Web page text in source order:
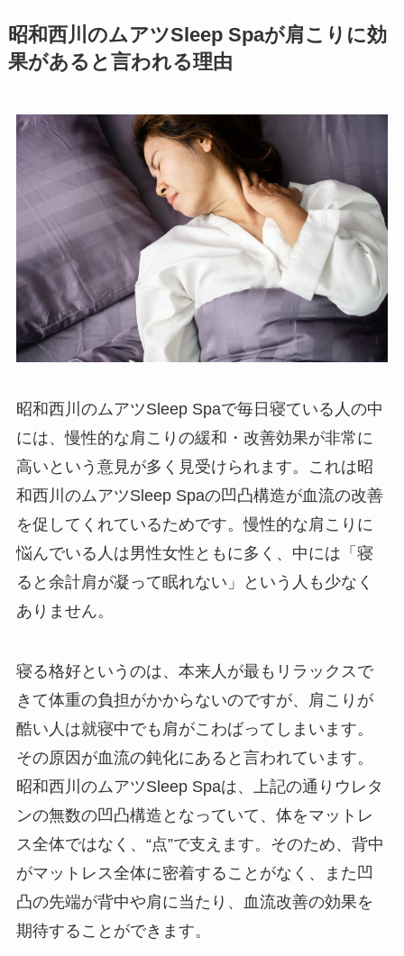
昭和西川のムアツSleep Spaが肩こりに効
果があると言われる理由
昭和西川のムアツSleep Spaで毎日寝ている人の中
には、慢性的な肩こりの緩和・改善効果が非常に
高いという意見が多く見受けられます。これは昭
和西川のムアツSleep Spaの凹凸構造が血流の改善
を促してくれているためです。慢性的な肩こりに
悩んでいる人は男性女性ともに多く、中には「寝
ると余計肩が凝って眠れない」という人も少なく
ありません。
寝る格好というのは、本来人が最もリラックスで
きて体重の負担がかからないのですが、肩こりが
酷い人は就寝中でも肩がこわばってしまいます。
その原因が血流の鈍化にあると言われています。
昭和西川のムアツSleep Spaは、上記の通りウレタ
ンの無数の凹凸構造となっていて、体をマットレ
ス全体ではなく、“点”で支えます。そのため、背中
がマットレス全体に密着することがなく、また凹
凸の先端が背中や肩に当たり、血流改善の効果を
期待することができます。